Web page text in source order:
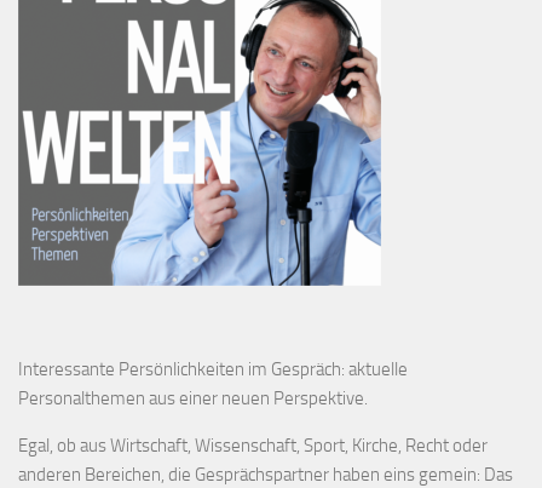
Interessante Persönlichkeiten im Gespräch: aktuelle
Personalthemen aus einer neuen Perspektive.
Egal, ob aus Wirtschaft, Wissenschaft, Sport, Kirche, Recht oder
anderen Bereichen, die Gesprächspartner haben eins gemein: Das